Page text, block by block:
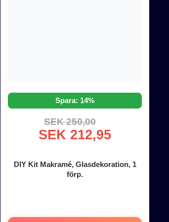
Spara: 14%
SEK 250,00
SEK 212,95
DIY Kit Makramé, Glasdekoration, 1
förp.